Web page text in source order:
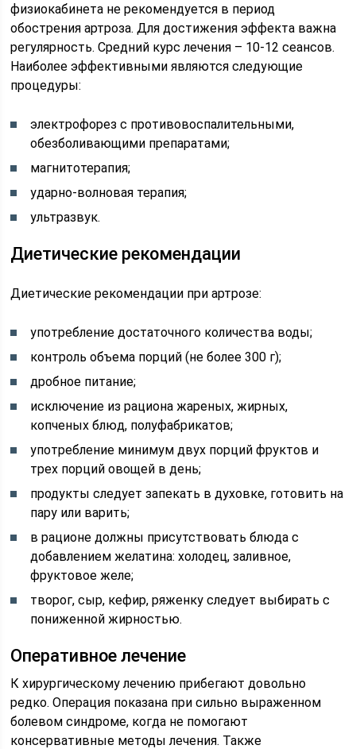
физиокабинета не рекомендуется в период
обострения артроза. Для достижения эффекта важна
регулярность. Средний курс лечения – 10-12 сеансов.
Наиболее эффективными являются следующие
процедуры:
электрофорез с противовоспалительными,
обезболивающими препаратами;
магнитотерапия;
ударно-волновая терапия;
ультразвук.
Диетические рекомендации
Диетические рекомендации при артрозе:
употребление достаточного количества воды;
контроль объема порций (не более 300 г);
дробное питание;
исключение из рациона жареных, жирных,
копченых блюд, полуфабрикатов;
употребление минимум двух порций фруктов и
трех порций овощей в день;
продукты следует запекать в духовке, готовить на
пару или варить;
в рационе должны присутствовать блюда с
добавлением желатина: холодец, заливное,
фруктовое желе;
творог, сыр, кефир, ряженку следует выбирать с
пониженной жирностью.
Оперативное лечение
К хирургическому лечению прибегают довольно
редко. Операция показана при сильно выраженном
болевом синдроме, когда не помогают
консервативные методы лечения. Также